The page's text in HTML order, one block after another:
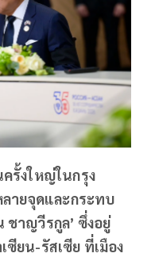
รั้งใหญ่ในกรุง
ลายจุดและกระทบ
าญวีรกูล’ ซึ่งอยู่
ซียน-รัสเซีย ที่เมือง